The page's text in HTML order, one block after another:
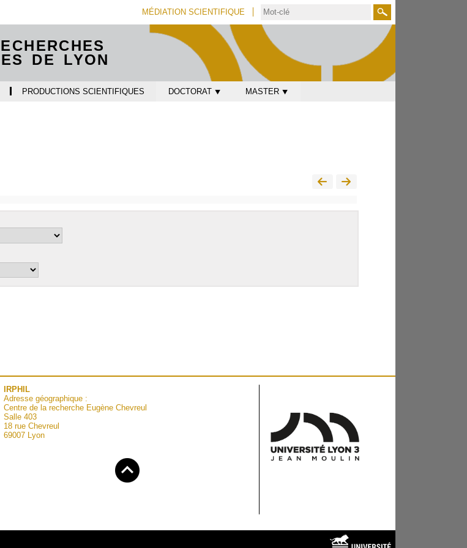
MÉDIATION SCIENTIFIQUE Rechercher
DE LYON
PRODUCTIONS SCIENTIFIQUES DOCTORAT ⯆ MASTER ⯆
IRPHIL
Adresse géographique :
Centre de la recherche Eugène Chevreul
Salle 403
18 rue Chevreul
69007 Lyon